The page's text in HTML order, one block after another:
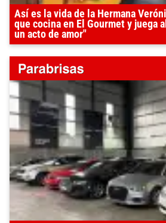
Así es la vida de la Hermana
que cocina en El Gourmet y juega
un acto de amor"